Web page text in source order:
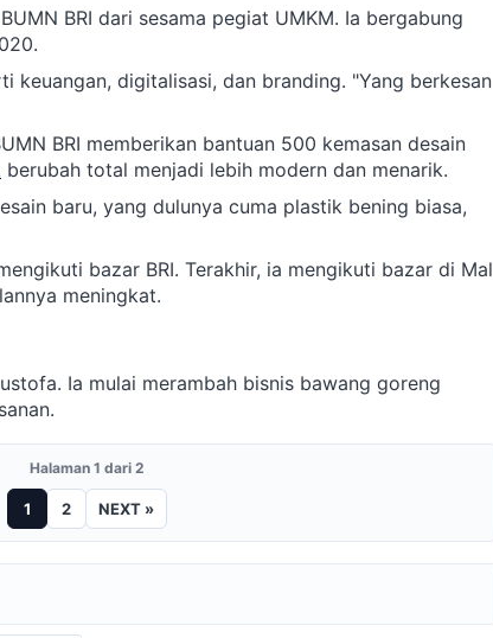
BRI dari sesama pegiat UMKM. Ia bergabung
keuangan, digitalisasi, dan branding. "Yang berkesan
BRI memberikan bantuan 500 kemasan desain
berubah total menjadi lebih modern dan menarik.
baru, yang dulunya cuma plastik bening biasa,
bazar BRI. Terakhir, ia mengikuti bazar di Mal
meningkat.
Ia mulai merambah bisnis bawang goreng
Halaman 1 dari 2
1 2 NEXT »